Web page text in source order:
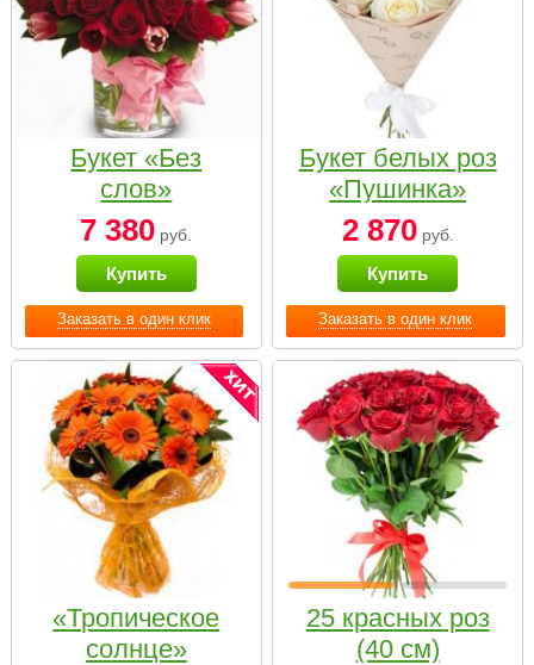
Заказать в один клик
Букет «Без
слов»
7 380 руб.
Купить
Заказать в один клик
Букет белых роз
«Пушинка»
2 870руб.
Купить
«Тропическое
солнце»
25 красных роз
(40 см)